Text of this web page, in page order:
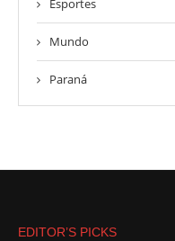
Esportes
Mundo
Paraná
EDITOR’S PICKS